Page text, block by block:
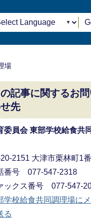
場
記事に関するお
先
委員会 東部学校給食共
2151 大津市栗林町1
番号 077-547-2318
ックス番号 077-547-
学校給食共同調理場に
る